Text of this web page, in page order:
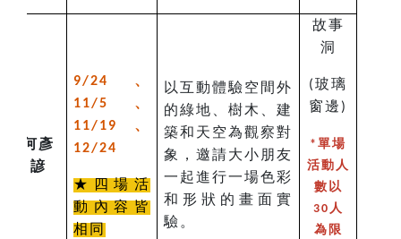
何彥
諺
9/24 、
11/5 、
11/19 、
12/24
★四場活
動內容皆
相同
以互動體驗空間外
的綠地、樹木、建
築和天空為觀察對
象，邀請大小朋友
一起進行一場色彩
和形狀的畫面實
驗。
故事
洞
(玻璃
窗邊 )
*單場
活動人
數以
30人
為限